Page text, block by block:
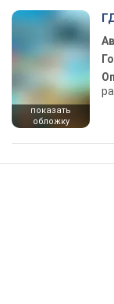
показать
обложку